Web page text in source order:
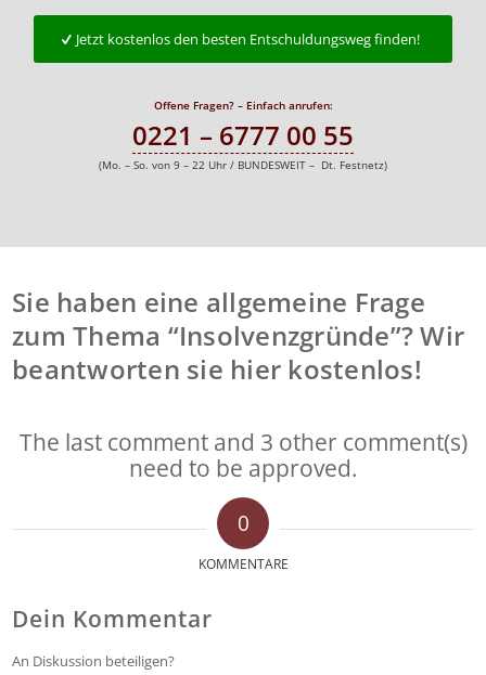
Jetzt kostenlos den besten Entschuldungsweg finden!
Offene Fragen? – Einfach anrufen:
0221 – 6777 00 55
(Mo. – So. von 9 – 22 Uhr / BUNDESWEIT – Dt. Festnetz)
Sie haben eine allgemeine Frage
zum Thema “Insolvenzgründe”? Wir
beantworten sie hier kostenlos!
The last comment and 3 other comment(s)
need to be approved.
0
KOMMENTARE
Dein Kommentar
An Diskussion beteiligen?